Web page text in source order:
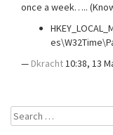
once a week…..
— Dkracht10:38, 13
Search
for: